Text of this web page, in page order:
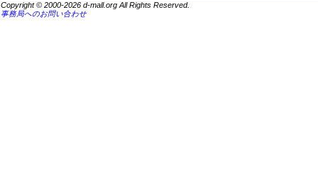
Copyright © 2000-2026 d-mall.org All Rights Reserved.
事務局へのお問い合わせ